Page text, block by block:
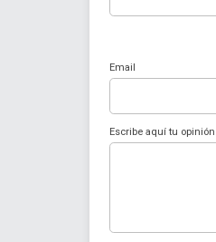
Email
Escribe aquí tu